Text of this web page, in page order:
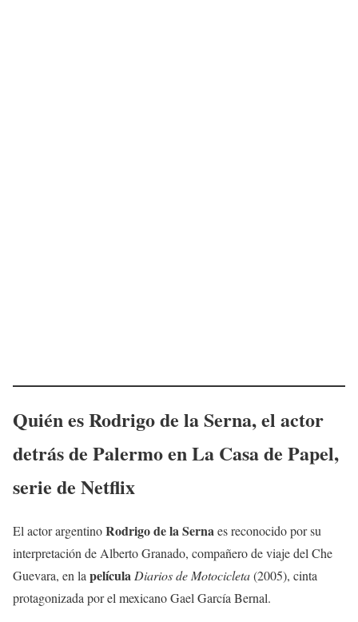
Quién esRodrigo de la Serna, el actor
detrás de Palermo en La Casa de Papel,
serie de Netflix
El actor argentinoRodrigo de la Sernaes reconocido por su
interpretación de Alberto Granado, compañero de viaje del Che
Guevara, en la película Diarios de Motocicleta(2005), cinta
protagonizada por el mexicano Gael García Bernal.